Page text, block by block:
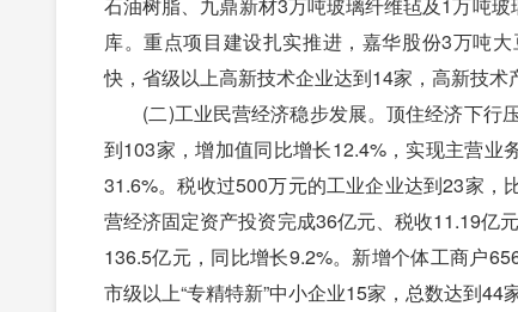
库。重点项目建设扎实推进，嘉华股份3万吨
快，省级以上高新技术企业达到14家，高新技术
(二)工业民营经济稳步发展。顶住经济下行
到103家，增加值同比增长12.4%，实现主营业
31.6%。税收过500万元的工业企业达到23家，
营经济固定资产投资完成36亿元、税收11.19亿
136.5亿元，同比增长9.2%。新增个体工商户
市级以上“专精特新”中小企业15家，总数达到44